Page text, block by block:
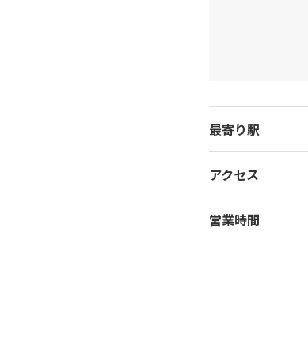
最寄り駅
アクセス
営業時間